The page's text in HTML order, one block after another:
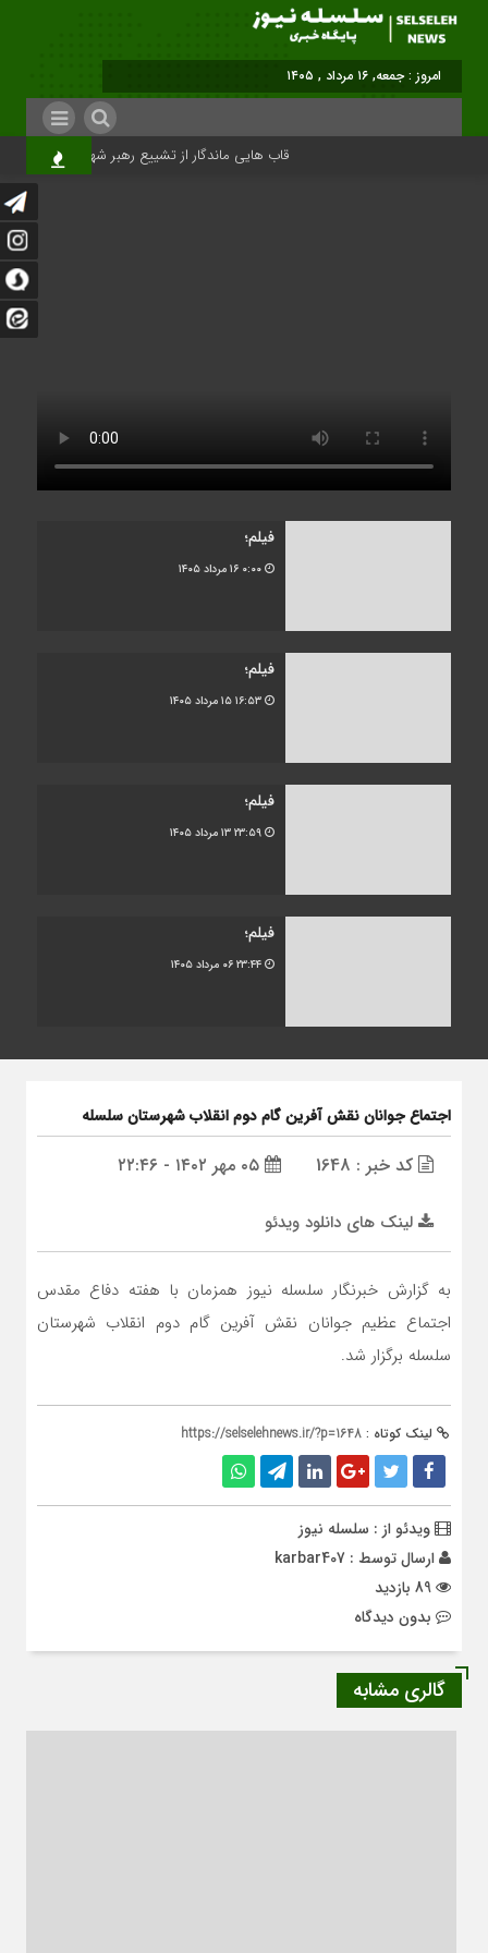
امروز : جمعه, ۱۶ مرداد , ۱۴۰۵
قاب هایی ماندگار از تشییع رهبر شهید در تهران
فیلم؛
۱۶ مرداد ۱۴۰۵
فیلم؛
۱۵ مرداد ۱۴۰۵
فیلم؛
۱۳ مرداد ۱۴۰۵
فیلم؛
۰۶ مرداد ۱۴۰۵
اجتماع جوانان نقش آفرین گام دوم انقلاب شهرستان سلسله
کد خبر : 1648
لینک های دانلود ویدئو
به گزارش خبرنگار سلسله نیوز همزمان با هفته دفاع مقدس
اجتماع عظیم جوانان نقش آفرین گام دوم انقلاب شهرستان
سلسله برگزار شد.
لینک کوتاه : https://selselehnews.ir/?p=1648
ویدئو از : سلسله نیوز
ارسال توسط : karbar407
بدون دیدگاه
گالری مشابه